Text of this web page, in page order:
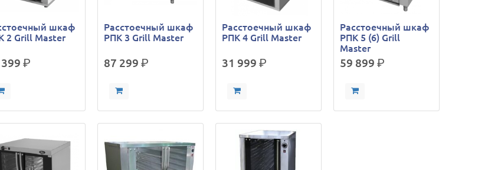
шкаф
2 Grill Master
399р.
Расстоечный шкаф
РПК 3 Grill Master
87 299 р.
Расстоечный шкаф
РПК 4 Grill Master
31 999 р.
Расстоечный шкаф
РПК 5 (6) Grill
Master
59 899 р.